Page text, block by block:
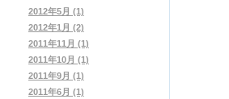
2012年5月 (1)
2012年1月 (2)
2011年11月 (1)
2011年10月 (1)
2011年9月 (1)
2011年6月 (1)